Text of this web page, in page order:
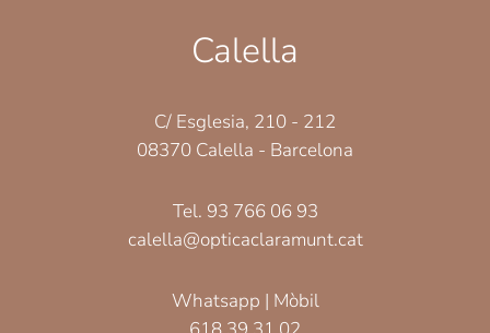
Calella
C/ Esglesia, 210 - 212
08370 Calella - Barcelona
Tel. 93 766 06 93
calella@opticaclaramunt.cat
Whatsapp | Mòbil